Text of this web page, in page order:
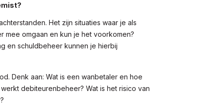
Het zijn situaties waar je als
mee omgaan en kun je het voorkomen?
en schuldbeheer kunnen je hierbij
Denk aan: Wat is een wanbetaler en hoe
debiteurenbeheer? Wat is het risico van